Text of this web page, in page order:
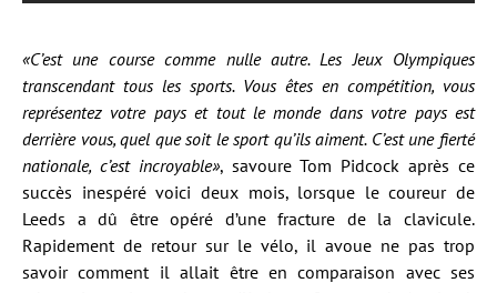
«C’est une course comme nulle autre. Les Jeux Olympiques
transcendant tous les sports. Vous êtes en compétition, vous
représentez votre pays et tout le monde dans votre pays est
derrière vous, quel que soit le sport qu’ils aiment. C’est une fierté
nationale, c’est incroyable», savoure Tom Pidcock après ce
succès inespéré voici deux mois, lorsque le coureur de
Leeds a dû être opéré d’une fracture de la clavicule.
Rapidement de retour sur le vélo, il avoue ne pas trop
savoir comment il allait être en comparaison avec ses